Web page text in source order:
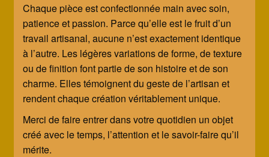
Chaque pièce est confectionnée main avec soin,
patience et passion. Parce qu’elle est le fruit d’un
travail artisanal, aucune n’est exactement identique
à l’autre. Les légères variations de forme, de texture
ou de finition font partie de son histoire et de son
charme. Elles témoignent du geste de l’artisan et
rendent chaque création véritablement unique.
Merci de faire entrer dans votre quotidien un objet
créé avec le temps, l’attention et le savoir-faire qu’il
mérite.